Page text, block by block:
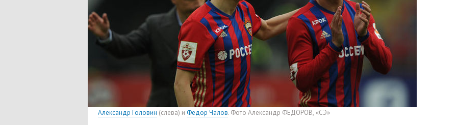
Александр Головин (слева) и Федор Чалов. Фото Александр ФЕДОРОВ, «СЭ»